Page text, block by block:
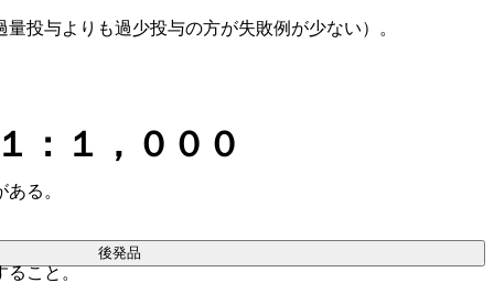
投与よりも過少投与の方が失敗例が少ない）。
る。
ること。
：１，０００
後発品